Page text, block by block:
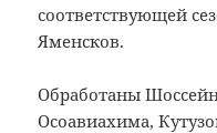
соответствующей
Яменсков.
Обработаны
Осоавиахима,